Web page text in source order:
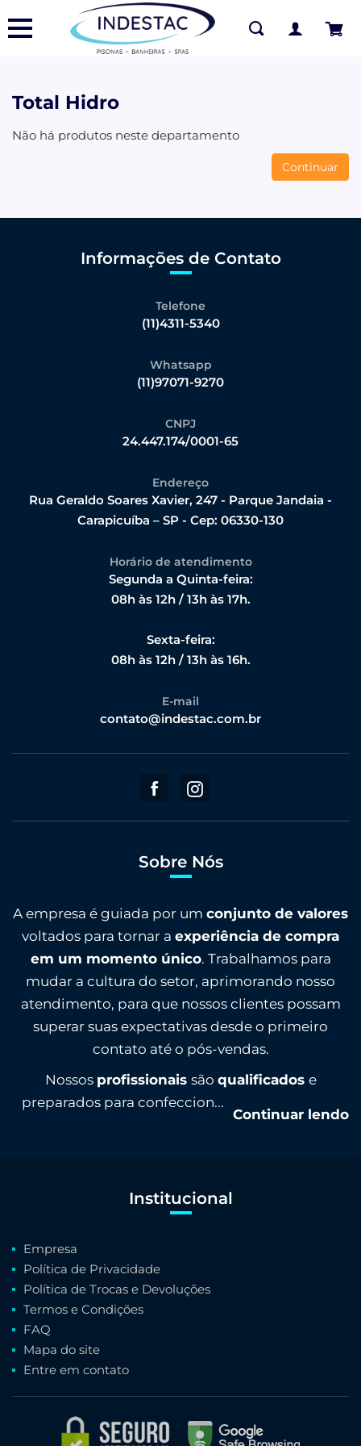
Total Hidro
Não há produtos neste departamento
Continuar
Informações de Contato
Telefone
(11)4311-5340
Whatsapp
(11)97071-9270
CNPJ
24.447.174/0001-65
Endereço
Rua Geraldo Soares Xavier, 247 - Parque Jandaia -
Carapicuíba – SP - Cep: 06330-130
Horário de atendimento
Segunda a Quinta-feira:
08h às 12h / 13h às 17h.
Sexta-feira:
08h às 12h / 13h às 16h.
E-mail
contato@indestac.com.br
Sobre Nós
A empresa é guiada por um conjunto de valores
voltados para tornar a experiência de compra
em um momento único. Trabalhamos para
mudar a cultura do setor, aprimorando nosso
atendimento, para que nossos clientes possam
superar suas expectativas desde o primeiro
contato até o pós-vendas.
Nossos profissionais são qualificados e
preparados para confeccion...
Continuar lendo
Institucional
Empresa
Política de Privacidade
Política de Trocas e Devoluções
Termos e Condições
FAQ
Mapa do site
Entre em contato